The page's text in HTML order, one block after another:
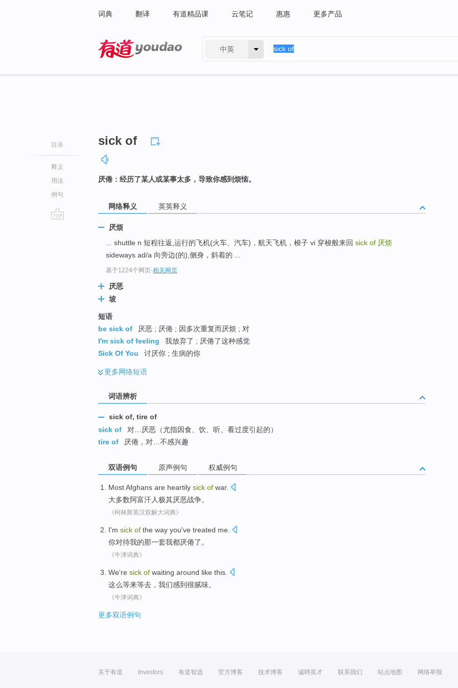
词典 翻译 有道精品课 云笔记 惠惠 更多产品
中英
目录
释义
用法
例句
sick of
厌倦：经历了某人或某事太多，导致你感到烦恼。
网络释义 英英释义
厌烦
... shuttle n 短程往返,运行的飞机(火车、汽车)，航天飞机，梭子 vi 穿梭般来回 sick of 厌烦
sideways ad/a 向旁边(的),侧身，斜着的 ...
基于1224个网页-相关网页
厌恶
坡
短语
be sick of
厌恶 ; 厌倦 ; 因多次重复而厌烦 ; 对
I'm sick of feeling
我放弃了 ; 厌倦了这种感觉
Sick Of You
讨厌你 ; 生病的你
更多网络短语
词语辨析
sick of, tire of
sick of
对…厌恶（尤指因食、饮、听、看过度引起的）
tire of
厌倦，对…不感兴趣
双语例句 原声例句 权威例句
MostAfghans are heartily sick of war.
大多数阿富汗人极其厌恶战争。
《柯林斯英汉双解大词典》
I'm sick of the way you've treated me
你对待我的那一套我都厌倦了。
《牛津词典》
We're sick of waiting around like this.
这么等来等去， 我们感到很腻味。
《牛津词典》
更多双语例句
关于有道 Investors 有道智选 官方博客 技术博客 诚聘英才 联系我们 站点地图 网络举报